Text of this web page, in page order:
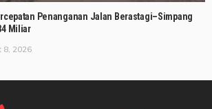
Penanganan Jalan Berastagi–Simpang
Miliar
8, 2026